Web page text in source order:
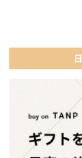
04 ベビー・キッズ
02 【名入れギフ
03 ママズケア セ
04 フレイバーお
05 Chouette フー